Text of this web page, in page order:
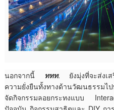
นอกจากนี้ ททท. ยังมุ่งที่จะส่งเส
ความยั่งยืนทั้งทางด้านวัฒนธรรมไ
จัดกิจกรรมลอยกระทงแบบ